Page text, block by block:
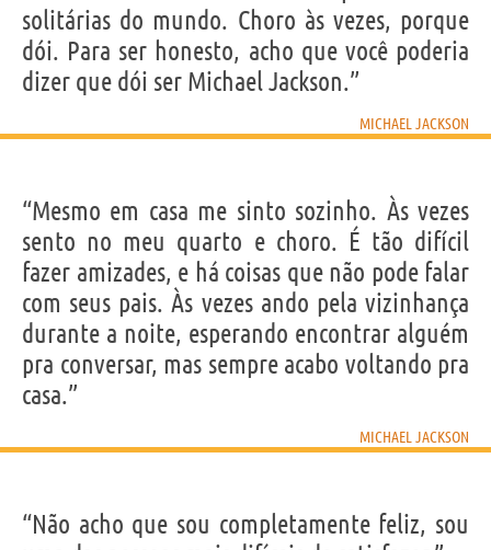
solitárias do mundo. Choro às vezes, porque
dói. Para ser honesto, acho que você poderia
dizer que dói ser Michael Jackson.”
MICHAEL JACKSON
“Mesmo em casa me sinto sozinho. Às vezes
sento no meu quarto e choro. É tão difícil
fazer amizades, e há coisas que não pode falar
com seus pais. Às vezes ando pela vizinhança
durante a noite, esperando encontrar alguém
pra conversar, mas sempre acabo voltando pra
casa.”
MICHAEL JACKSON
“Não acho que sou completamente feliz, sou